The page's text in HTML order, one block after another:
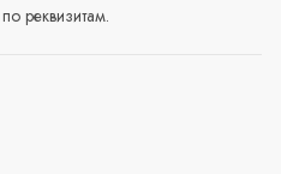
реквизитам.